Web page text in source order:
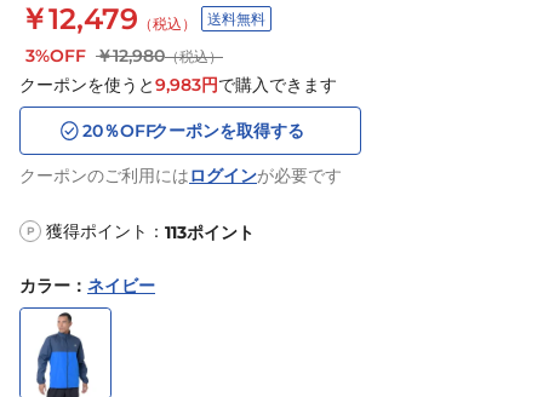
￥12,479 （税込） 送料無料
3%OFF ￥12,980（税込）
クーポンを使うと9,983円で購入できます
20％OFFクーポンを取得する
クーポンのご利用にはログインが必要です
P 獲得ポイント： 113ポイント
カラー ： ネイビー